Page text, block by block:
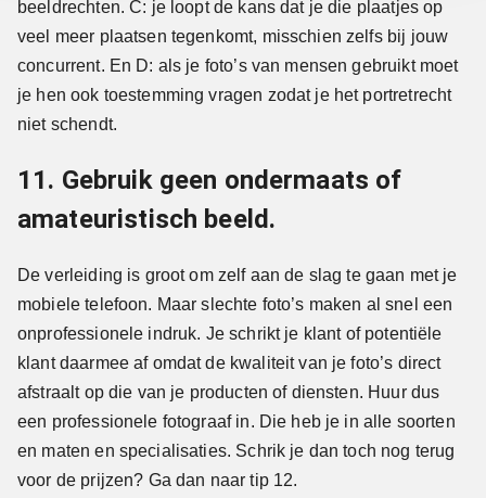
beeldrechten. C: je loopt de kans dat je die plaatjes op
veel meer plaatsen tegenkomt, misschien zelfs bij jouw
concurrent. En D: als je foto’s van mensen gebruikt moet
je hen ook toestemming vragen zodat je het portretrecht
niet schendt.
11. Gebruik geen ondermaats of
amateuristisch beeld.
De verleiding is groot om zelf aan de slag te gaan met je
mobiele telefoon. Maar slechte foto’s maken al snel een
onprofessionele indruk. Je schrikt je klant of potentiële
klant daarmee af omdat de kwaliteit van je foto’s direct
afstraalt op die van je producten of diensten. Huur dus
een professionele fotograaf in. Die heb je in alle soorten
en maten en specialisaties. Schrik je dan toch nog terug
voor de prijzen? Ga dan naar tip 12.